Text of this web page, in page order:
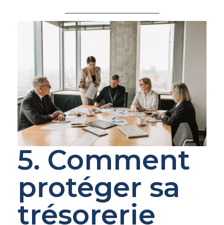
5. Comment
protéger sa
trésorerie